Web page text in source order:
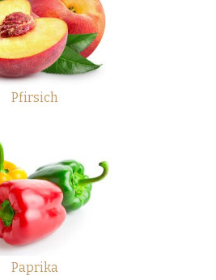
Pfirsich
Paprika